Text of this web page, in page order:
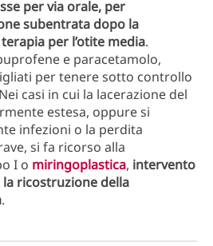
per via orale, per
subentrata dopo la
per l’otite media.
e paracetamolo,
per tenere sotto controllo
casi in cui la lacerazione del
estesa, oppure si
infezioni o la perdita
si fa ricorso alla
I o miringoplastica, intervento
ricostruzione della
.